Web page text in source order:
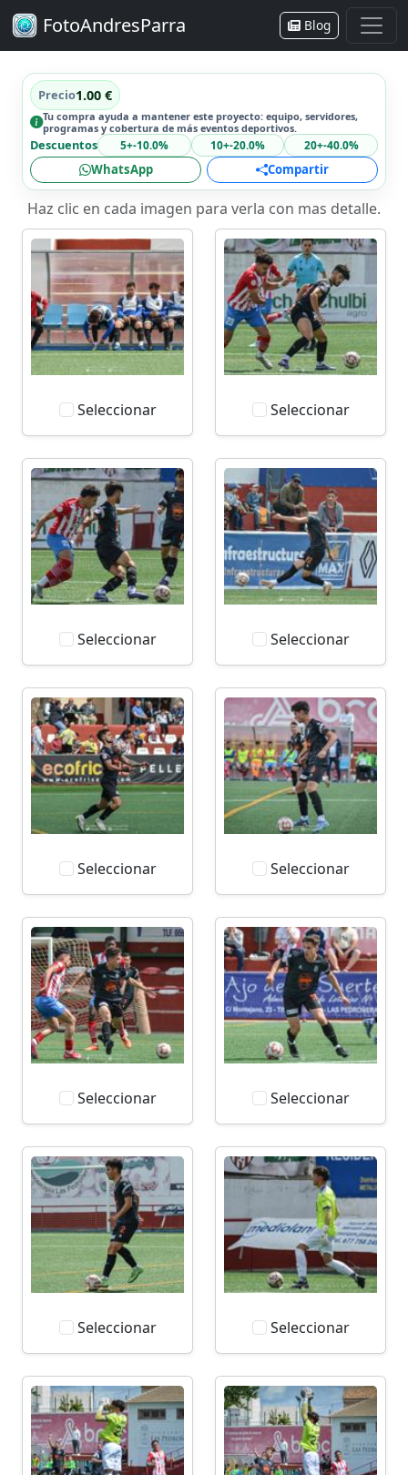
FotoAndresParra Blog
Precio1.00 €
Tu compra ayuda a mantener este proyecto: equipo, servidores,
programas y cobertura de más eventos deportivos.
Descuentos 5+-10.0% 10+-20.0% 20+-40.0%
WhatsApp Compartir
Haz clic en cada imagen para verla con mas detalle.
Seleccionar Seleccionar
Seleccionar Seleccionar
Seleccionar Seleccionar
Seleccionar Seleccionar
Seleccionar Seleccionar